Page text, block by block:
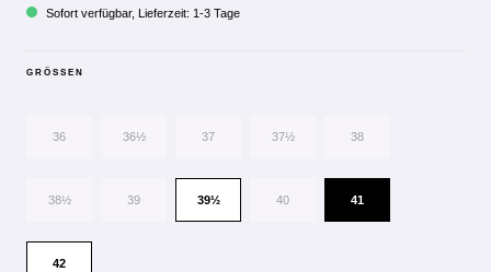
Sofort verfügbar, Lieferzeit: 1-3 Tage
GRÖSSEN
36 36½ 37 37½ 38
38½ 39 39½ 40 41
42